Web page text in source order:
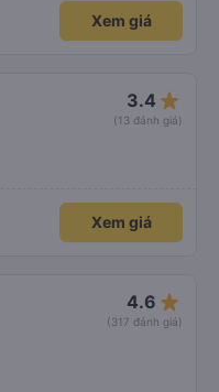
Xem giá
3.4 star_rate
(13 đánh giá)
Xem giá
4.6 star_rate
(317 đánh giá)